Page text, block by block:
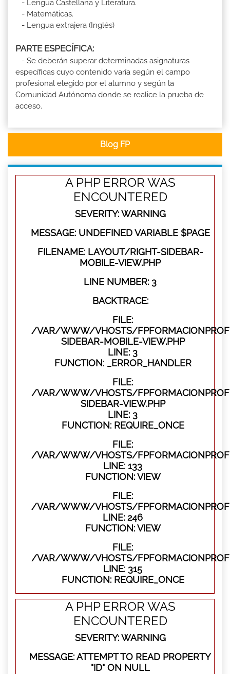
- Lengua Castellana y Literatura.
- Matemáticas.
- Lengua extrajera (Inglés)
PARTE ESPECÍFICA:
- Se deberán superar determinadas asignaturas
específicas cuyo contenido varía según el campo
profesional elegido por el alumno y según la
Comunidad Autónoma donde se realice la prueba de
acceso.
Blog FP
A PHP ERROR WAS
ENCOUNTERED
SEVERITY: WARNING
MESSAGE: UNDEFINED VARIABLE $PAGE
FILENAME: LAYOUT/RIGHT-SIDEBAR-
MOBILE-VIEW.PHP
LINE NUMBER: 3
BACKTRACE:
FILE:
/VAR/WWW/VHOSTS/
SIDEBAR-MOBILE-VIEW.PHP
LINE: 3
FUNCTION: _ERROR_HANDLER
FILE:
/VAR/WWW/VHOSTS/
SIDEBAR-VIEW.PHP
LINE: 3
FUNCTION: REQUIRE_ONCE
FILE:
/VAR/WWW/VHOSTS/
LINE: 133
FUNCTION: VIEW
FILE:
/VAR/WWW/VHOSTS/
LINE: 246
FUNCTION: VIEW
FILE:
/VAR/WWW/VHOSTS/
LINE: 315
FUNCTION: REQUIRE_ONCE
A PHP ERROR WAS
ENCOUNTERED
SEVERITY: WARNING
MESSAGE: ATTEMPT TO READ PROPERTY
"ID" ON NULL